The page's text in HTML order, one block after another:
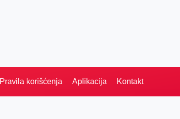
Pravila korišćenja Aplikacija Kontakt